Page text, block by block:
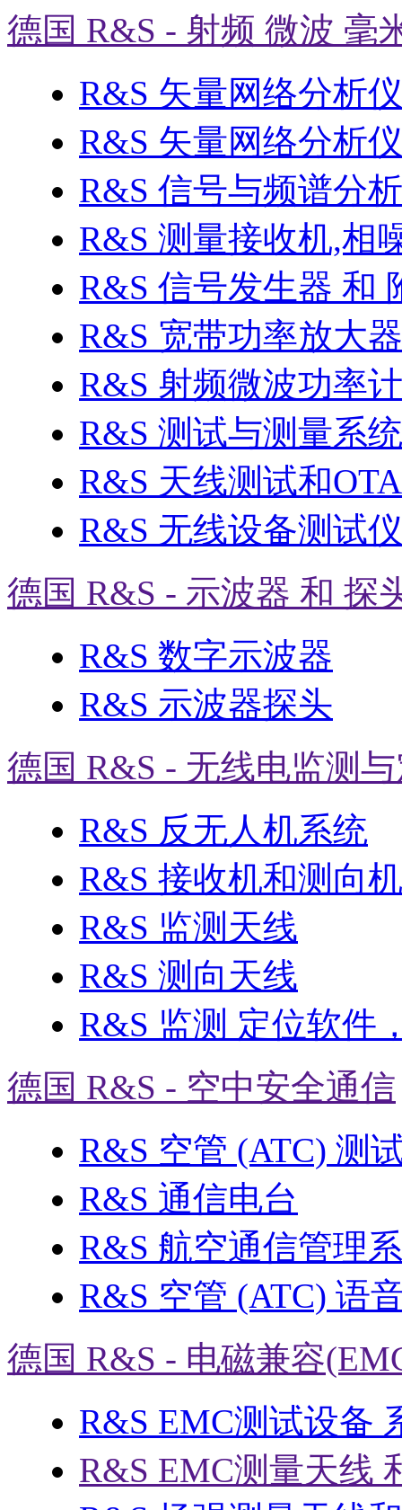
德国 R&S - 射频 微波 毫
R&S 矢量网络分析仪
R&S 矢量网络分析
R&S 信号与频谱分
R&S 测量接收机,相
R&S 信号发生器 和
R&S 宽带功率放大器
R&S 射频微波功率
R&S 测试与测量系
R&S 天线测试和
R&S 无线设备测试
德国 R&S - 示波器 和 探
R&S 数字示波器
R&S 示波器探头
德国 R&S - 无线电监测
R&S 反无人机系统
R&S 接收机和测向机
R&S 监测天线
R&S 测向天线
R&S 监测 定位软件
德国 R&S - 空中安全通信
R&S 空管 (ATC) 测
R&S 通信电台
R&S 航空通信管理
R&S 空管 (ATC) 语
德国 R&S - 电磁兼容
R&S EMC测试设备
R&S EMC测量天线